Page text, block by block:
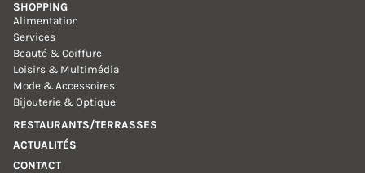
SHOPPING
Alimentation
Services
Beauté & Coiffure
Loisirs & Multimédia
Mode & Accessoires
Bijouterie & Optique
RESTAURANTS/TERRASSES
ACTUALITÉS
CONTACT